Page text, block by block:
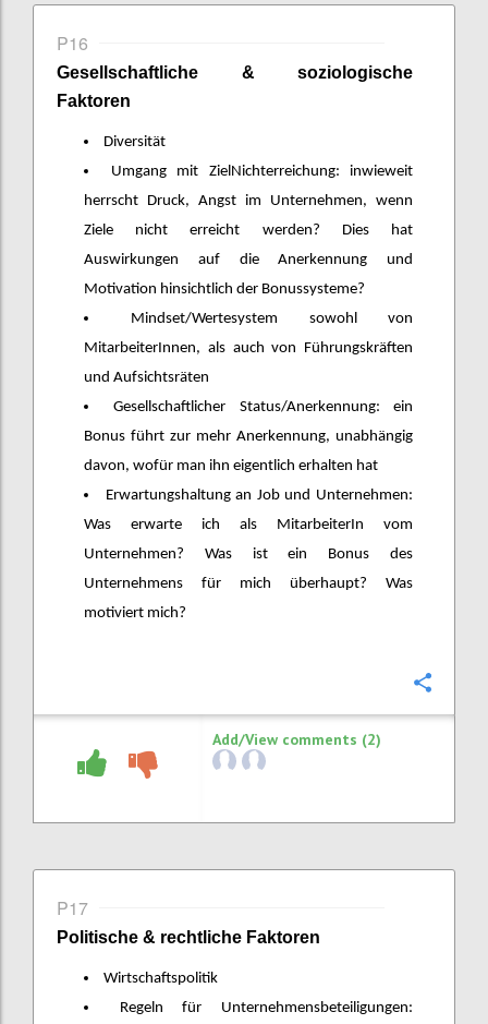
P16
Gesellschaftliche & soziologische
Faktoren
Diversität
Umgang mit ZielNichterreichung: inwieweit
herrscht Druck, Angst im Unternehmen, wenn
Ziele nicht erreicht werden? Dies hat
Auswirkungen auf die Anerkennung und
Motivation hinsichtlich der Bonussysteme?
Mindset/Wertesystem sowohl von
MitarbeiterInnen, als auch von Führungskräften
und Aufsichtsräten
Gesellschaftlicher Status/Anerkennung: ein
Bonus führt zur mehr Anerkennung, unabhängig
davon, wofür man ihn eigentlich erhalten hat
Erwartungshaltung an Job und Unternehmen:
Was erwarte ich als MitarbeiterIn vom
Unternehmen? Was ist ein Bonus des
Unternehmens für mich überhaupt? Was
motiviert mich?
Add/View comments (2)
P17
Politische & rechtliche Faktoren
Wirtschaftspolitik
Regeln für Unternehmensbeteiligungen: